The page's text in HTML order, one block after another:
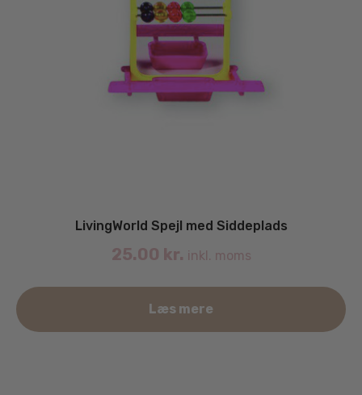
LivingWorld Spejl med Siddeplads
25.00 kr. inkl. moms
Læs mere